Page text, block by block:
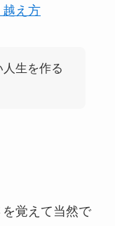
え方
生を作る
覚えて当然で